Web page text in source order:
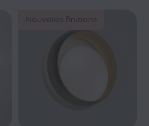
Nouvelles finitions